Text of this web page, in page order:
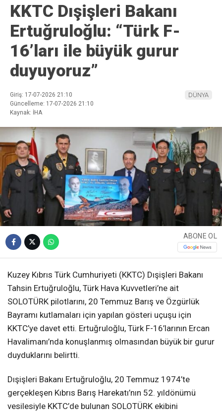
KKTC Dışişleri Bakanı
Ertuğruloğlu: “Türk F-
16’ları ile büyük gurur
duyuyoruz”
Giriş: 17-07-2026 21:10
Güncelleme: 17-07-2026 21:10
Kaynak: İHA
DÜNYA
ABONE OL
Kuzey Kıbrıs Türk Cumhuriyeti (KKTC) Dışişleri Bakanı
Tahsin Ertuğruloğlu, Türk Hava Kuvvetleri’ne ait
SOLOTÜRK pilotlarını, 20 Temmuz Barış ve Özgürlük
Bayramı kutlamaları için yapılan gösteri uçuşu için
KKTC’ye davet etti. Ertuğruloğlu, Türk F-16’larının Ercan
Havalimanı’nda konuşlanmış olmasından büyük bir gurur
duyduklarını belirtti.
Dışişleri Bakanı Ertuğruloğlu, 20 Temmuz 1974’te
gerçekleşen Kıbrıs Barış Harekatı’nın 52. yıldönümü
vesilesiyle KKTC’de bulunan SOLOTÜRK ekibini